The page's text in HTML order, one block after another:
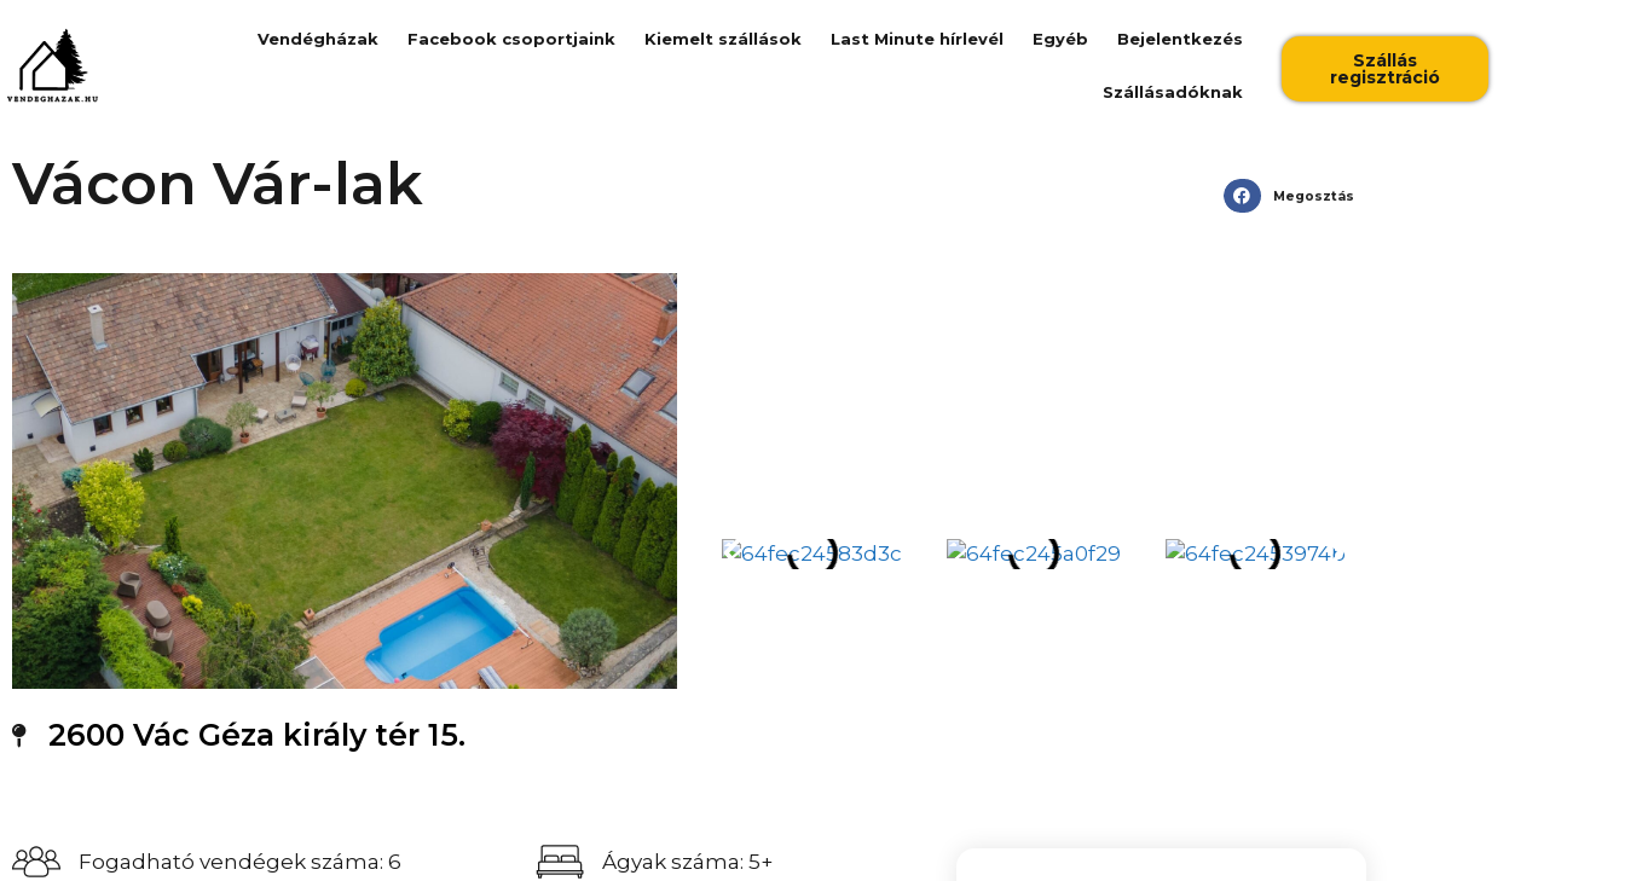
Vendégházak Facebook csoportjaink Kiemelt szállások Last Minute hírlevél Egyéb Bejelentkezés
Szállásadóknak
Szállás
regisztráció
Vácon Vár-lak Megosztás
2600 Vác Géza király tér 15.
Fogadható vendégek száma: 6 Ágyak száma: 5+